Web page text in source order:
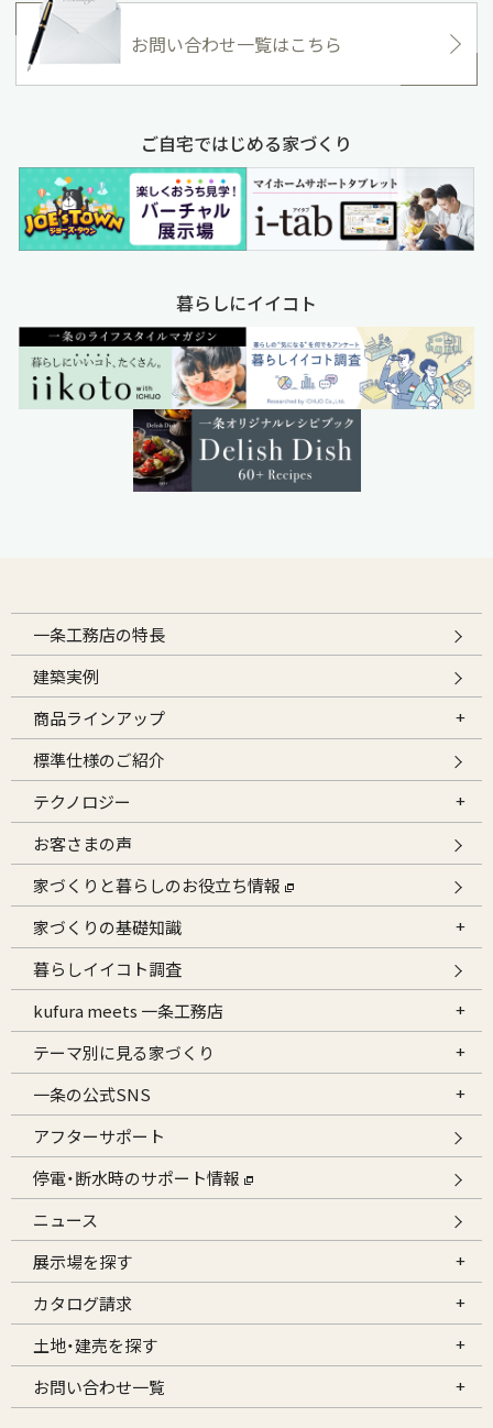
お問い合わせ一覧はこちら
ご自宅ではじめる家づくり
暮らしにイイコト
一条工務店の特長
建築実例
商品ラインアップ
標準仕様のご紹介
テクノロジー
お客さまの声
家づくりと暮らしのお役立ち情報
家づくりの基礎知識
暮らしイイコト調査
kufura meets 一条工務店
テーマ別に見る家づくり
一条の公式SNS
アフターサポート
停電・断水時のサポート情報
ニュース
展示場を探す
カタログ請求
土地・建売を探す
お問い合わせ一覧